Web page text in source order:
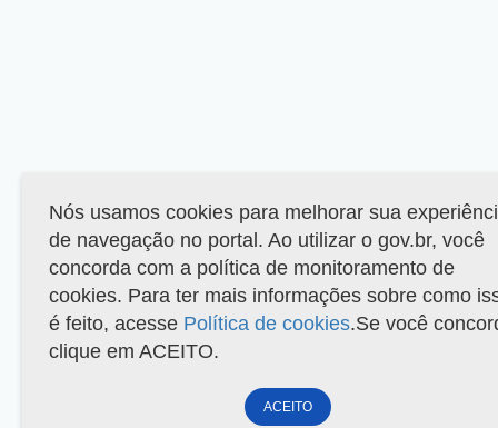
Nós usamos cookies para melhorar sua
de navegação no portal. Ao utilizar o gov.br, você
concorda com a política de monitoramento de
cookies. Para ter mais informações sobre como
é feito, acesse Política de cookies.Se você
clique em ACEITO.
ACEITO